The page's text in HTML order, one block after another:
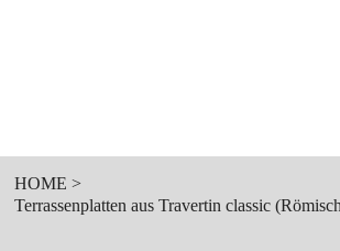
HOME >
Terrassenplatten aus Travertin classic